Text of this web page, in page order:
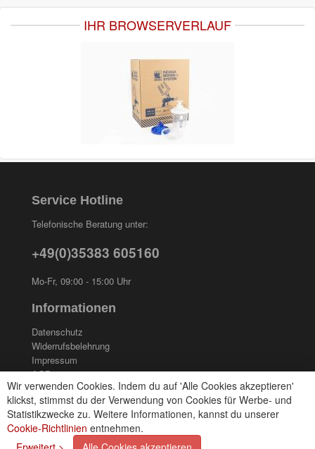
IHR BROWSERVERLAUF
Wir verwenden Cookies. Indem du auf 'Alle Cookies akzeptieren'
klickst, stimmst du der Verwendung von Cookies für Werbe- und
Statistikzwecke zu. Weitere Informationen, kannst du unserer
Cookie-Richtlinien entnehmen.
Service Hotline
Telefonische Beratung unter:
+49(0)35383 605160
Mo-Fr, 09:00 - 15:00 Uhr
Informationen
Datenschutz
Widerrufsbelehrung
Impressum
AGB
Kontakt
Cookies einstellungen
Zahlungsarten